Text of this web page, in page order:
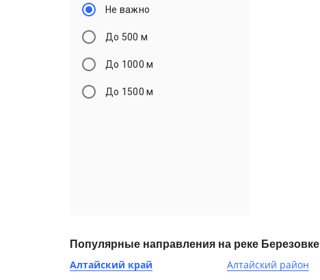
Не важно
До 500 м
До 1000 м
До 1500 м
Популярные направления на реке Березовке
Алтайский край Алтайский район